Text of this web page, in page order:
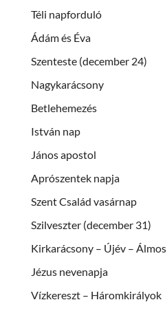
Téli napforduló
Ádám és Éva
Szenteste (december 24)
Nagykarácsony
Betlehemezés
István nap
János apostol
Aprószentek napja
Szent Család vasárnap
Szilveszter (december 31)
Kirkarácsony – Újév – Álmos
Jézus nevenapja
Vízkereszt – Háromkirályok